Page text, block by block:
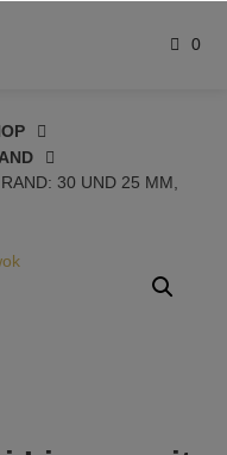
0
30 UND 25 MM,